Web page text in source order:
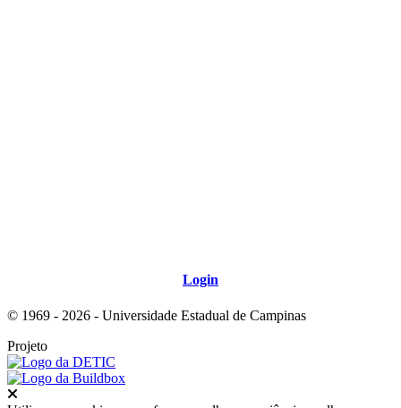
Login
© 1969 - 2026 - Universidade Estadual de Campinas
Projeto